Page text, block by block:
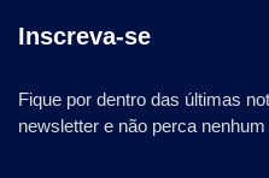
Inscreva-se
Fique por dentro das últimas
newsletter e não perca nenhum